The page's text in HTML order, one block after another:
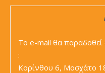
Το e-mail θα παραδοθεί
:
Κορίνθου 6, Μοσχάτο